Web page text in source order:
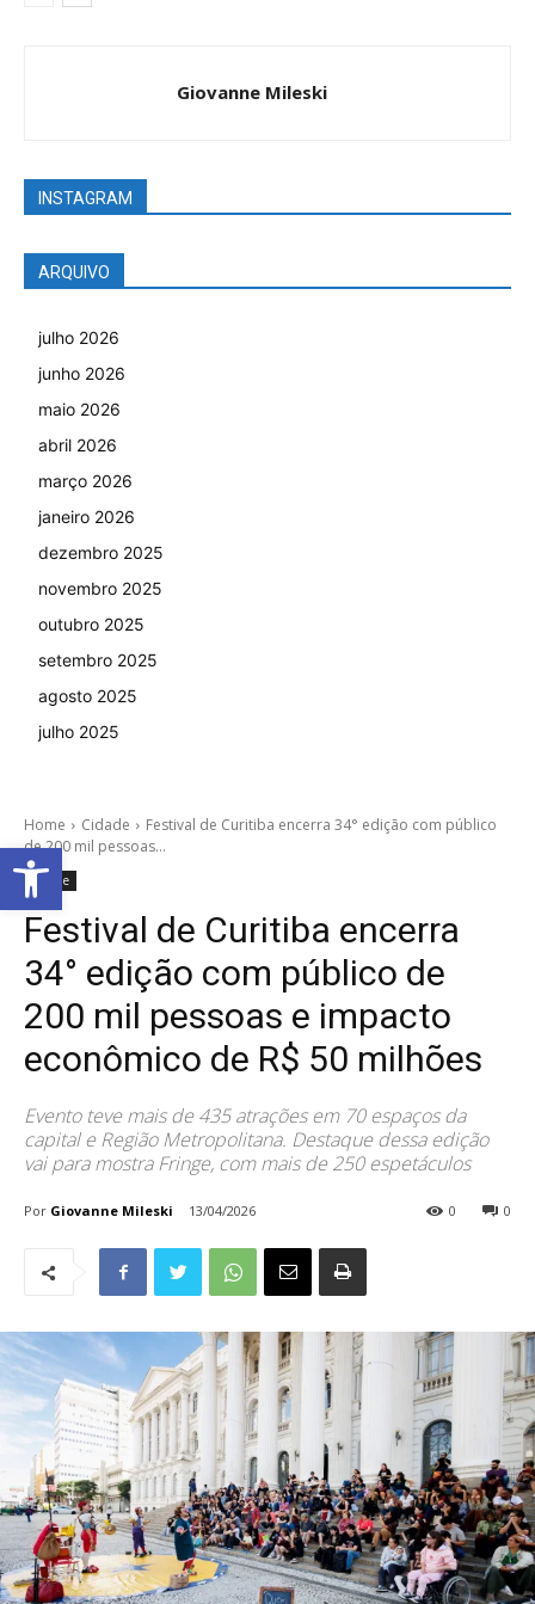
Giovanne Mileski
INSTAGRAM
ARQUIVO
julho 2026
junho 2026
maio 2026
abril 2026
março 2026
janeiro 2026
dezembro 2025
novembro 2025
outubro 2025
setembro 2025
agosto 2025
julho 2025